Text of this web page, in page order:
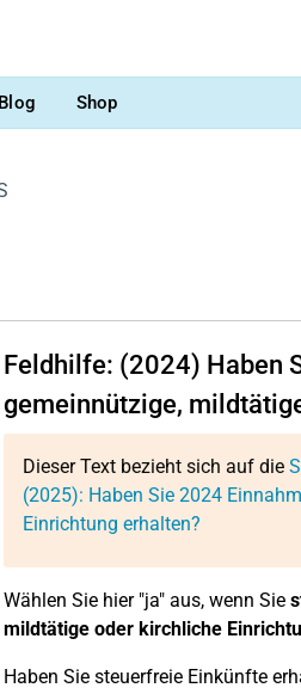
Blog Shop
Feldhilfe: (2024) Haben
gemeinnützige,
Dieser Text bezieht sich auf die
(2025): Haben Sie 2024
Einrichtung erhalten?
Wählen Sie hier "ja" aus, wenn Sie
mildtätige oder kirchliche
Haben Sie steuerfreie Einkünfte